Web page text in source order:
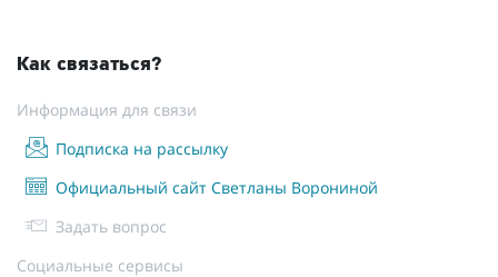
Как связаться?
Информация для связи
Подписка на рассылку
Официальный сайт Светланы Ворониной
Задать вопрос
Социальные сервисы